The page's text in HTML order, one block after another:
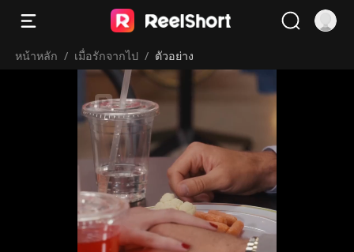
หน้าหลัก / เมื่อรักจากไป / ตัวอย่าง